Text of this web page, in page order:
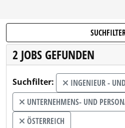
2 JOBS GEFUNDEN
Suchfilter:
INGENIEUR -
UNTERNEHMENS- UND
ÖSTERREICH